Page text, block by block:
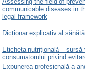
Assessing the field of
communicable diseases in
legal framework
Dicționar explicativ al
Eticheta nutriţională – sursă
consumatorului privind
Expunerea profesională a